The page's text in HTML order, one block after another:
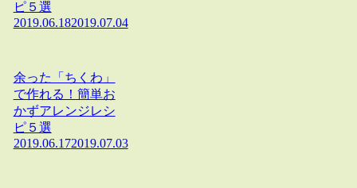
ピ５選
2019.06.182019.07.04
余った「ちくわ」
で作れる！簡単お
かずアレンジレシ
ピ５選
2019.06.172019.07.03